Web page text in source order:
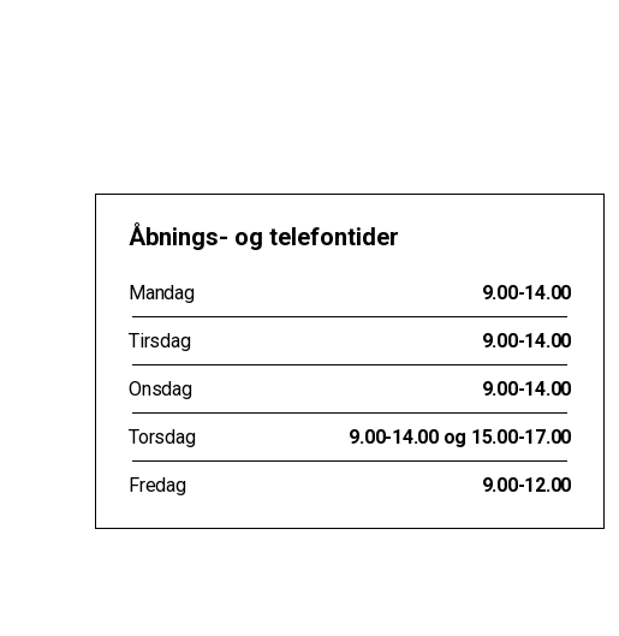
Åbnings- og telefontider
Mandag 9.00-14.00
Tirsdag 9.00-14.00
Onsdag 9.00-14.00
Torsdag 9.00-14.00 og 15.00-17.00
Fredag 9.00-12.00